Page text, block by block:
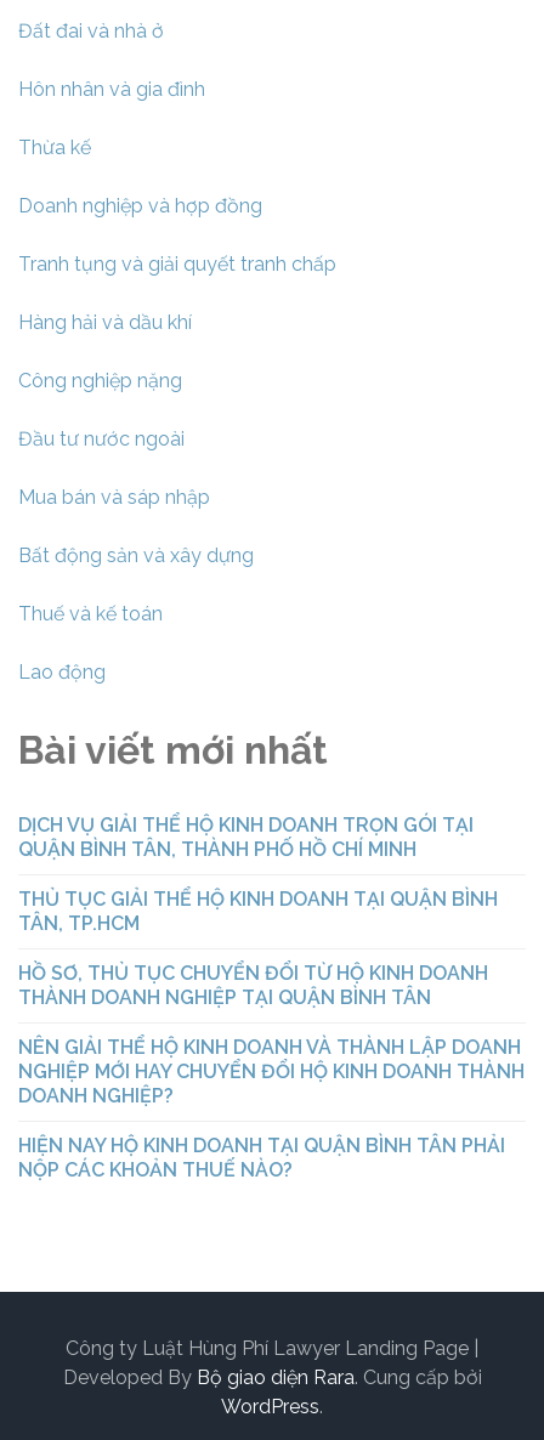
Đất đai và nhà ở
Hôn nhân và gia đình
Thừa kế
Doanh nghiệp và hợp đồng
Tranh tụng và giải quyết tranh chấp
Hàng hải và dầu khí
Công nghiệp nặng
Đầu tư nước ngoài
Mua bán và sáp nhập
Bất động sản và xây dựng
Thuế và kế toán
Lao động
Bài viết mới nhất
DỊCH VỤ GIẢI THỂ HỘ KINH DOANH TRỌN GÓI TẠI
QUẬN BÌNH TÂN, THÀNH PHỐ HỒ CHÍ MINH
THỦ TỤC GIẢI THỂ HỘ KINH DOANH TẠI QUẬN BÌNH
TÂN, TP.HCM
HỒ SƠ, THỦ TỤC CHUYỂN ĐỔI TỪ HỘ KINH DOANH
THÀNH DOANH NGHIỆP TẠI QUẬN BÌNH TÂN
NÊN GIẢI THỂ HỘ KINH DOANH VÀ THÀNH LẬP DOANH
NGHIỆP MỚI HAY CHUYỂN ĐỔI HỘ KINH DOANH THÀNH
DOANH NGHIỆP?
HIỆN NAY HỘ KINH DOANH TẠI QUẬN BÌNH TÂN PHẢI
NỘP CÁC KHOẢN THUẾ NÀO?
Công ty Luật Hùng Phí Lawyer Landing Page |
Developed By Bộ giao diện Rara. Cung cấp bởi
WordPress.